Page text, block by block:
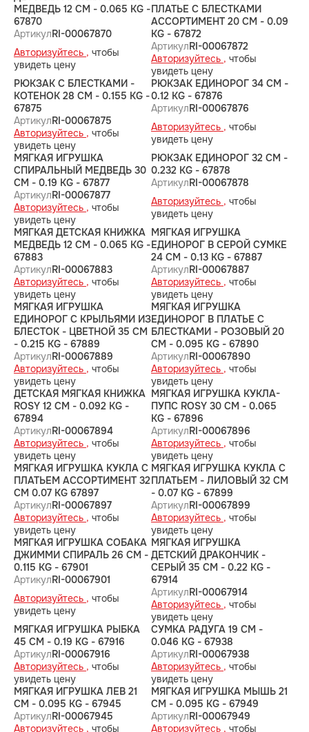
МЕДВЕДЬ 12 CM - 0.065 KG -
67870
АртикулRI-00067870
Авторизуйтесь , чтобы
увидеть цену
ПЛАТЬЕ С БЛЕСТКАМИ
АССОРТИМЕНТ 20 CM - 0.09
KG - 67872
АртикулRI-00067872
Авторизуйтесь , чтобы
увидеть цену
РЮКЗАК С БЛЕСТКАМИ -
КОТЕНОК 28 CM - 0.155 KG -
67875
АртикулRI-00067875
Авторизуйтесь , чтобы
увидеть цену
РЮКЗАК ЕДИНОРОГ 34 CM -
0.12 KG - 67876
АртикулRI-00067876
Авторизуйтесь , чтобы
увидеть цену
МЯГКАЯ ИГРУШКА
СПИРАЛЬНЫЙ МЕДВЕДЬ 30
CM - 0.19 KG - 67877
АртикулRI-00067877
Авторизуйтесь , чтобы
увидеть цену
РЮКЗАК ЕДИНОРОГ 32 CM -
0.232 KG - 67878
АртикулRI-00067878
Авторизуйтесь , чтобы
увидеть цену
МЯГКАЯ ДЕТСКАЯ КНИЖКА
МЕДВЕДЬ 12 CM - 0.065 KG -
67883
АртикулRI-00067883
Авторизуйтесь , чтобы
увидеть цену
МЯГКАЯ ИГРУШКА
ЕДИНОРОГ В СЕРОЙ СУМКЕ
24 CM - 0.13 KG - 67887
АртикулRI-00067887
Авторизуйтесь , чтобы
увидеть цену
МЯГКАЯ ИГРУШКА
ЕДИНОРОГ С КРЫЛЬЯМИ ИЗ
БЛЕСТОК - ЦВЕТНОЙ 35 CM
- 0.215 KG - 67889
АртикулRI-00067889
Авторизуйтесь , чтобы
увидеть цену
МЯГКАЯ ИГРУШКА
ЕДИНОРОГ В ПЛАТЬЕ С
БЛЕСТКАМИ - РОЗОВЫЙ 20
CM - 0.095 KG - 67890
АртикулRI-00067890
Авторизуйтесь , чтобы
увидеть цену
ДЕТСКАЯ МЯГКАЯ КНИЖКА
ROSY 12 CM - 0.092 KG -
67894
АртикулRI-00067894
Авторизуйтесь , чтобы
увидеть цену
МЯГКАЯ ИГРУШКА КУКЛА-
ПУПС ROSY 30 CM - 0.065
KG - 67896
АртикулRI-00067896
Авторизуйтесь , чтобы
увидеть цену
МЯГКАЯ ИГРУШКА КУКЛА С
ПЛАТЬЕМ АССОРТИМЕНТ 32
CM 0.07 KG 67897
АртикулRI-00067897
Авторизуйтесь , чтобы
увидеть цену
МЯГКАЯ ИГРУШКА КУКЛА С
ПЛАТЬЕМ - ЛИЛОВЫЙ 32 CM
- 0.07 KG - 67899
АртикулRI-00067899
Авторизуйтесь , чтобы
увидеть цену
МЯГКАЯ ИГРУШКА СОБАКА
ДЖИММИ СПИРАЛЬ 26 CM -
0.115 KG - 67901
АртикулRI-00067901
Авторизуйтесь , чтобы
увидеть цену
МЯГКАЯ ИГРУШКА
ДЕТСКИЙ ДРАКОНЧИК -
СЕРЫЙ 35 CM - 0.22 KG -
67914
АртикулRI-00067914
Авторизуйтесь , чтобы
увидеть цену
МЯГКАЯ ИГРУШКА РЫБКА
45 CM - 0.19 KG - 67916
АртикулRI-00067916
Авторизуйтесь , чтобы
увидеть цену
СУМКА РАДУГА 19 CM -
0.046 KG - 67938
АртикулRI-00067938
Авторизуйтесь , чтобы
увидеть цену
МЯГКАЯ ИГРУШКА ЛЕВ 21
CM - 0.095 KG - 67945
АртикулRI-00067945
Авторизуйтесь , чтобы
МЯГКАЯ ИГРУШКА МЫШЬ 21
CM - 0.095 KG - 67949
АртикулRI-00067949
Авторизуйтесь , чтобы